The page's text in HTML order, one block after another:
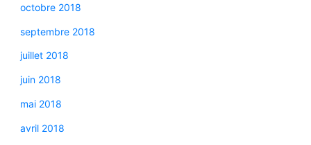
octobre 2018
septembre 2018
juillet 2018
juin 2018
mai 2018
avril 2018